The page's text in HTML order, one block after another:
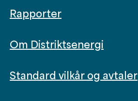
Rapporter
Om Distriktsenergi
Standard vilkår og avtaler